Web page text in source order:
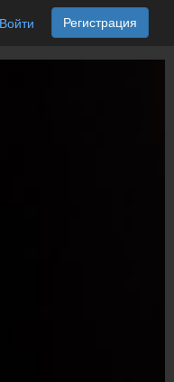
Войти Регистрация